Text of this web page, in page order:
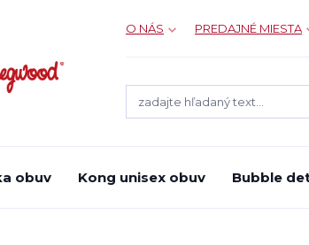
O NÁS PREDAJNÉ MIESTA
obuv Kong unisex obuv Bubble